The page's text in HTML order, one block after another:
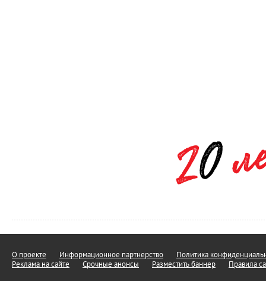
О проекте Информационное партнерство
Политика
Реклама на сайте
Срочные анонсы Разместить баннер Правила